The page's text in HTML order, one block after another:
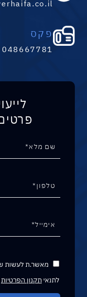
פקס
048667781
מאשר.ת לעשות
לתנאי תקנון הפרטיות